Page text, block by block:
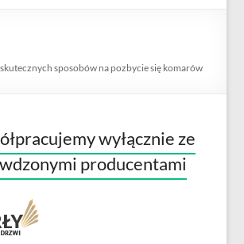
sposobów na pozbycie się komarów
wyłącznie ze
producentami